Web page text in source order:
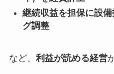
継続収益を担保に設
グ調整
など、 利益が読める経営